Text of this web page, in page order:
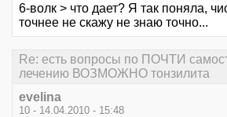
6-волк > что дает? Я так поняла,
точнее не скажу не знаю точно...
Re: есть вопросы по ПОЧТИ
лечению ВОЗМОЖНО тонзилита
evelina
10 - 14.04.2010 - 15:48